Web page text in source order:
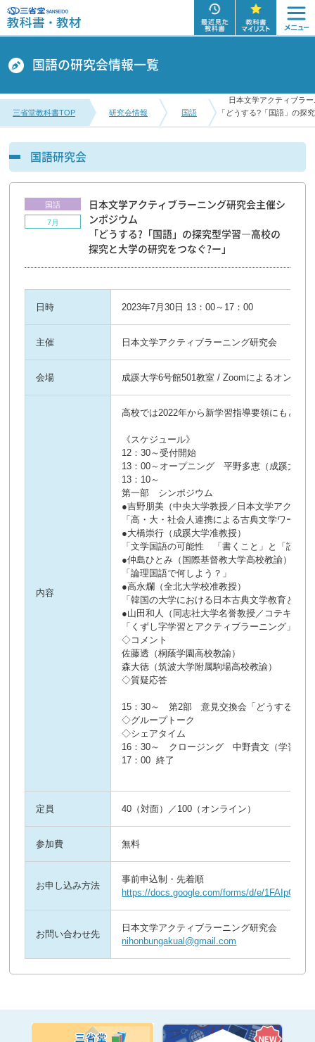
国語の研究会情報一覧
三省堂教科書TOP 研究会情報 国語
日本文学アクティブラ
「どうする?「国語」の探
国語研究会
国語
7月
日本文学アクティブラーニング研究会主催シ
ンポジウム
「どうする?「国語」の探究型学習―高校の
探究と大学の研究をつなぐ?ー」
日時 2023年7月30日 13：00～17：00
主催 日本文学アクティブラーニング研究会
会場 成蹊大学6号館501教室 / Zoomによるオンライ
内容
高校では2022年から新学習指導要領にもとづ
《スケジュール》
12：30～受付開始
13：00～オープニング 平野多恵（成蹊大学）
13：10～
第一部 シンポジウム
●吉野朋美（中央大学教授／日本文学アクティ
「高・大・社会人連携による古典文学ワーク
●大橋崇行（成蹊大学准教授）
「文学国語の可能性 「書くこと」と「読む
●仲島ひとみ（国際基督教大学高校教諭）
「論理国語で何しよう？」
●高永爛（全北大学校准教授）
「韓国の大学における日本古典文学教育と
●山田和人（同志社大学名誉教授／コテキリの
「くずし字学習とアクティブラーニング」
◇コメント
佐藤透（桐蔭学園高校教諭）
森大徳（筑波大学附属駒場高校教諭）
◇質疑応答
15：30～ 第2部 意見交換会「どうする！？
◇グループトーク
◇シェアタイム
16：30～ クロージング 中野貴文（学習院
17：00 終了
定員 40（対面）／100（オンライン）
参加費 無料
お申し込み方法
事前申込制・先着順
https://docs.google.com/forms/d/e/
お問い合わせ先
日本文学アクティブラーニング研究会
nihonbungakual@gmail.com